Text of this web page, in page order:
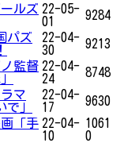
ルズ 22-05-
01
9284
パズ
22-04-
30
9213
監督 22-04-
24
8748
マ
で」
22-04-
17
9630
「手 22-04-
10
1061
0